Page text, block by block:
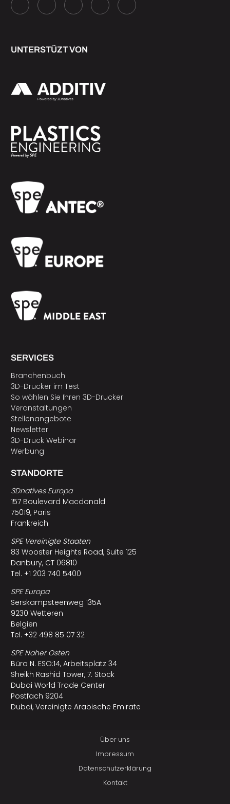
UNTERSTÜZT VON
SERVICES
Branchenbuch
3D-Drucker im Test
So wählen Sie Ihren 3D-Drucker
Veranstaltungen
Stellenangebote
Newsletter
3D-Druck Webinar
Werbung
STANDORTE
3Dnatives Europa
157 Boulevard Macdonald
75019, Paris
Frankreich
SPE Vereinigte Staaten
83 Wooster Heights Road, Suite 125
Danbury, CT 06810
Tel. +1 203 740 5400
SPE Europa
Serskampsteenweg 135A
9230 Wetteren
Belgien
Tel. +32 498 85 07 32
SPE Naher Osten
Büro N. ESO:14, Arbeitsplatz 34
Sheikh Rashid Tower, 7. Stock
Dubai World Trade Center
Postfach 9204
Dubai, Vereinigte Arabische Emirate
Über uns
Impressum
Datenschutzerklärung
Kontakt